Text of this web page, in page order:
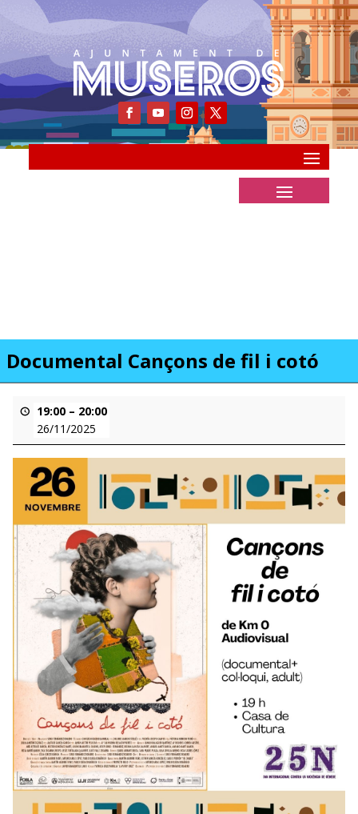
Documental Cançons de fil i cotó
19:00 – 20:00
26/11/2025